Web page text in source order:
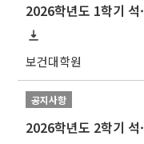
보건대학원
공지사항